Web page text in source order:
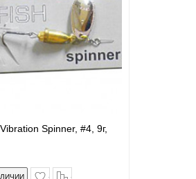
Spinner, #4, 9г,
в закладки